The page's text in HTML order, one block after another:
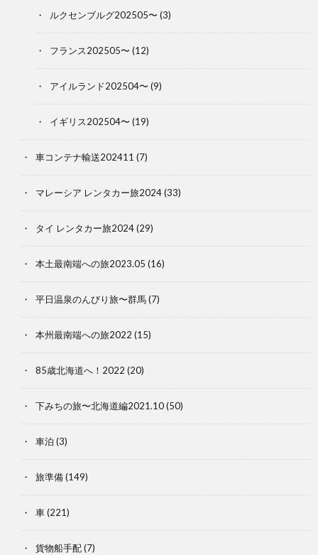
ルクセンブルグ202505〜 (3)
フランス202505〜 (12)
アイルランド202504〜 (9)
イギリス202504〜 (19)
車コンテナ輸送202411 (7)
マレーシア レンタカー旅2024(33)
タイ レンタカー旅2024(29)
本土最南端への旅2023.05 (16)
平日温泉のんびり旅〜群馬(7)
本州最南端への旅2022 (15)
85歳北海道へ！2022 (20)
下みちの旅〜北海道編2021.10(50)
車泊 (3)
旅準備(149)
車(221)
貨物船手配(7)